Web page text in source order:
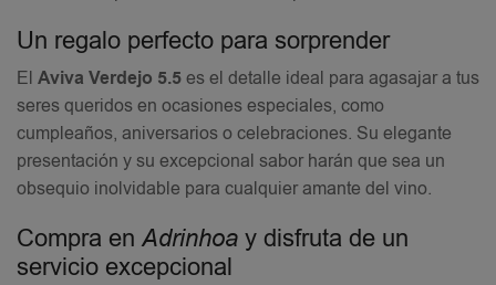
Un regalo perfecto para sorprender
El Aviva Verdejo 5.5es el detalle ideal para agasajar a tus
seres queridos en ocasiones especiales, como
cumpleaños, aniversarios o celebraciones. Su elegante
presentación y su excepcional sabor harán que sea un
obsequio inolvidable para cualquier amante del vino.
Compra en Adrinhoa y disfruta de un
servicio excepcional